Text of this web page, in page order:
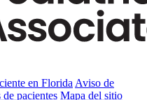
en Florida Aviso de
pacientes Mapa del sitio